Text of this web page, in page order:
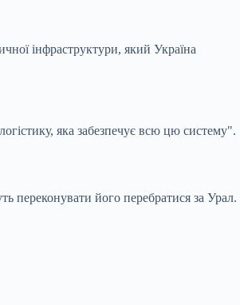
інфраструктури, який Україна
яка забезпечує всю цю систему".
переконувати його перебратися за Урал.